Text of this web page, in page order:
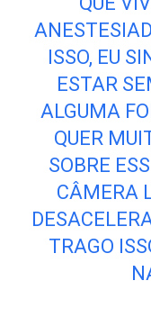
ISSO, EU
ESTAR
ALGUMA
QUER
SOBRE
CÂMERA
TRAGO